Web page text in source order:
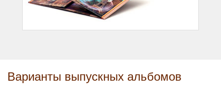
Варианты выпускных альбомов